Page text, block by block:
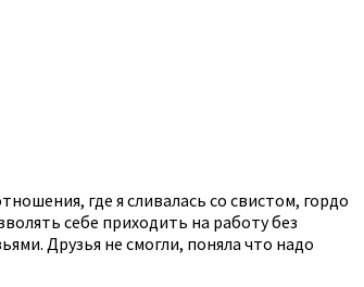
где я сливалась со свистом, гордо
себе приходить на работу без
Друзья не смогли, поняла что надо